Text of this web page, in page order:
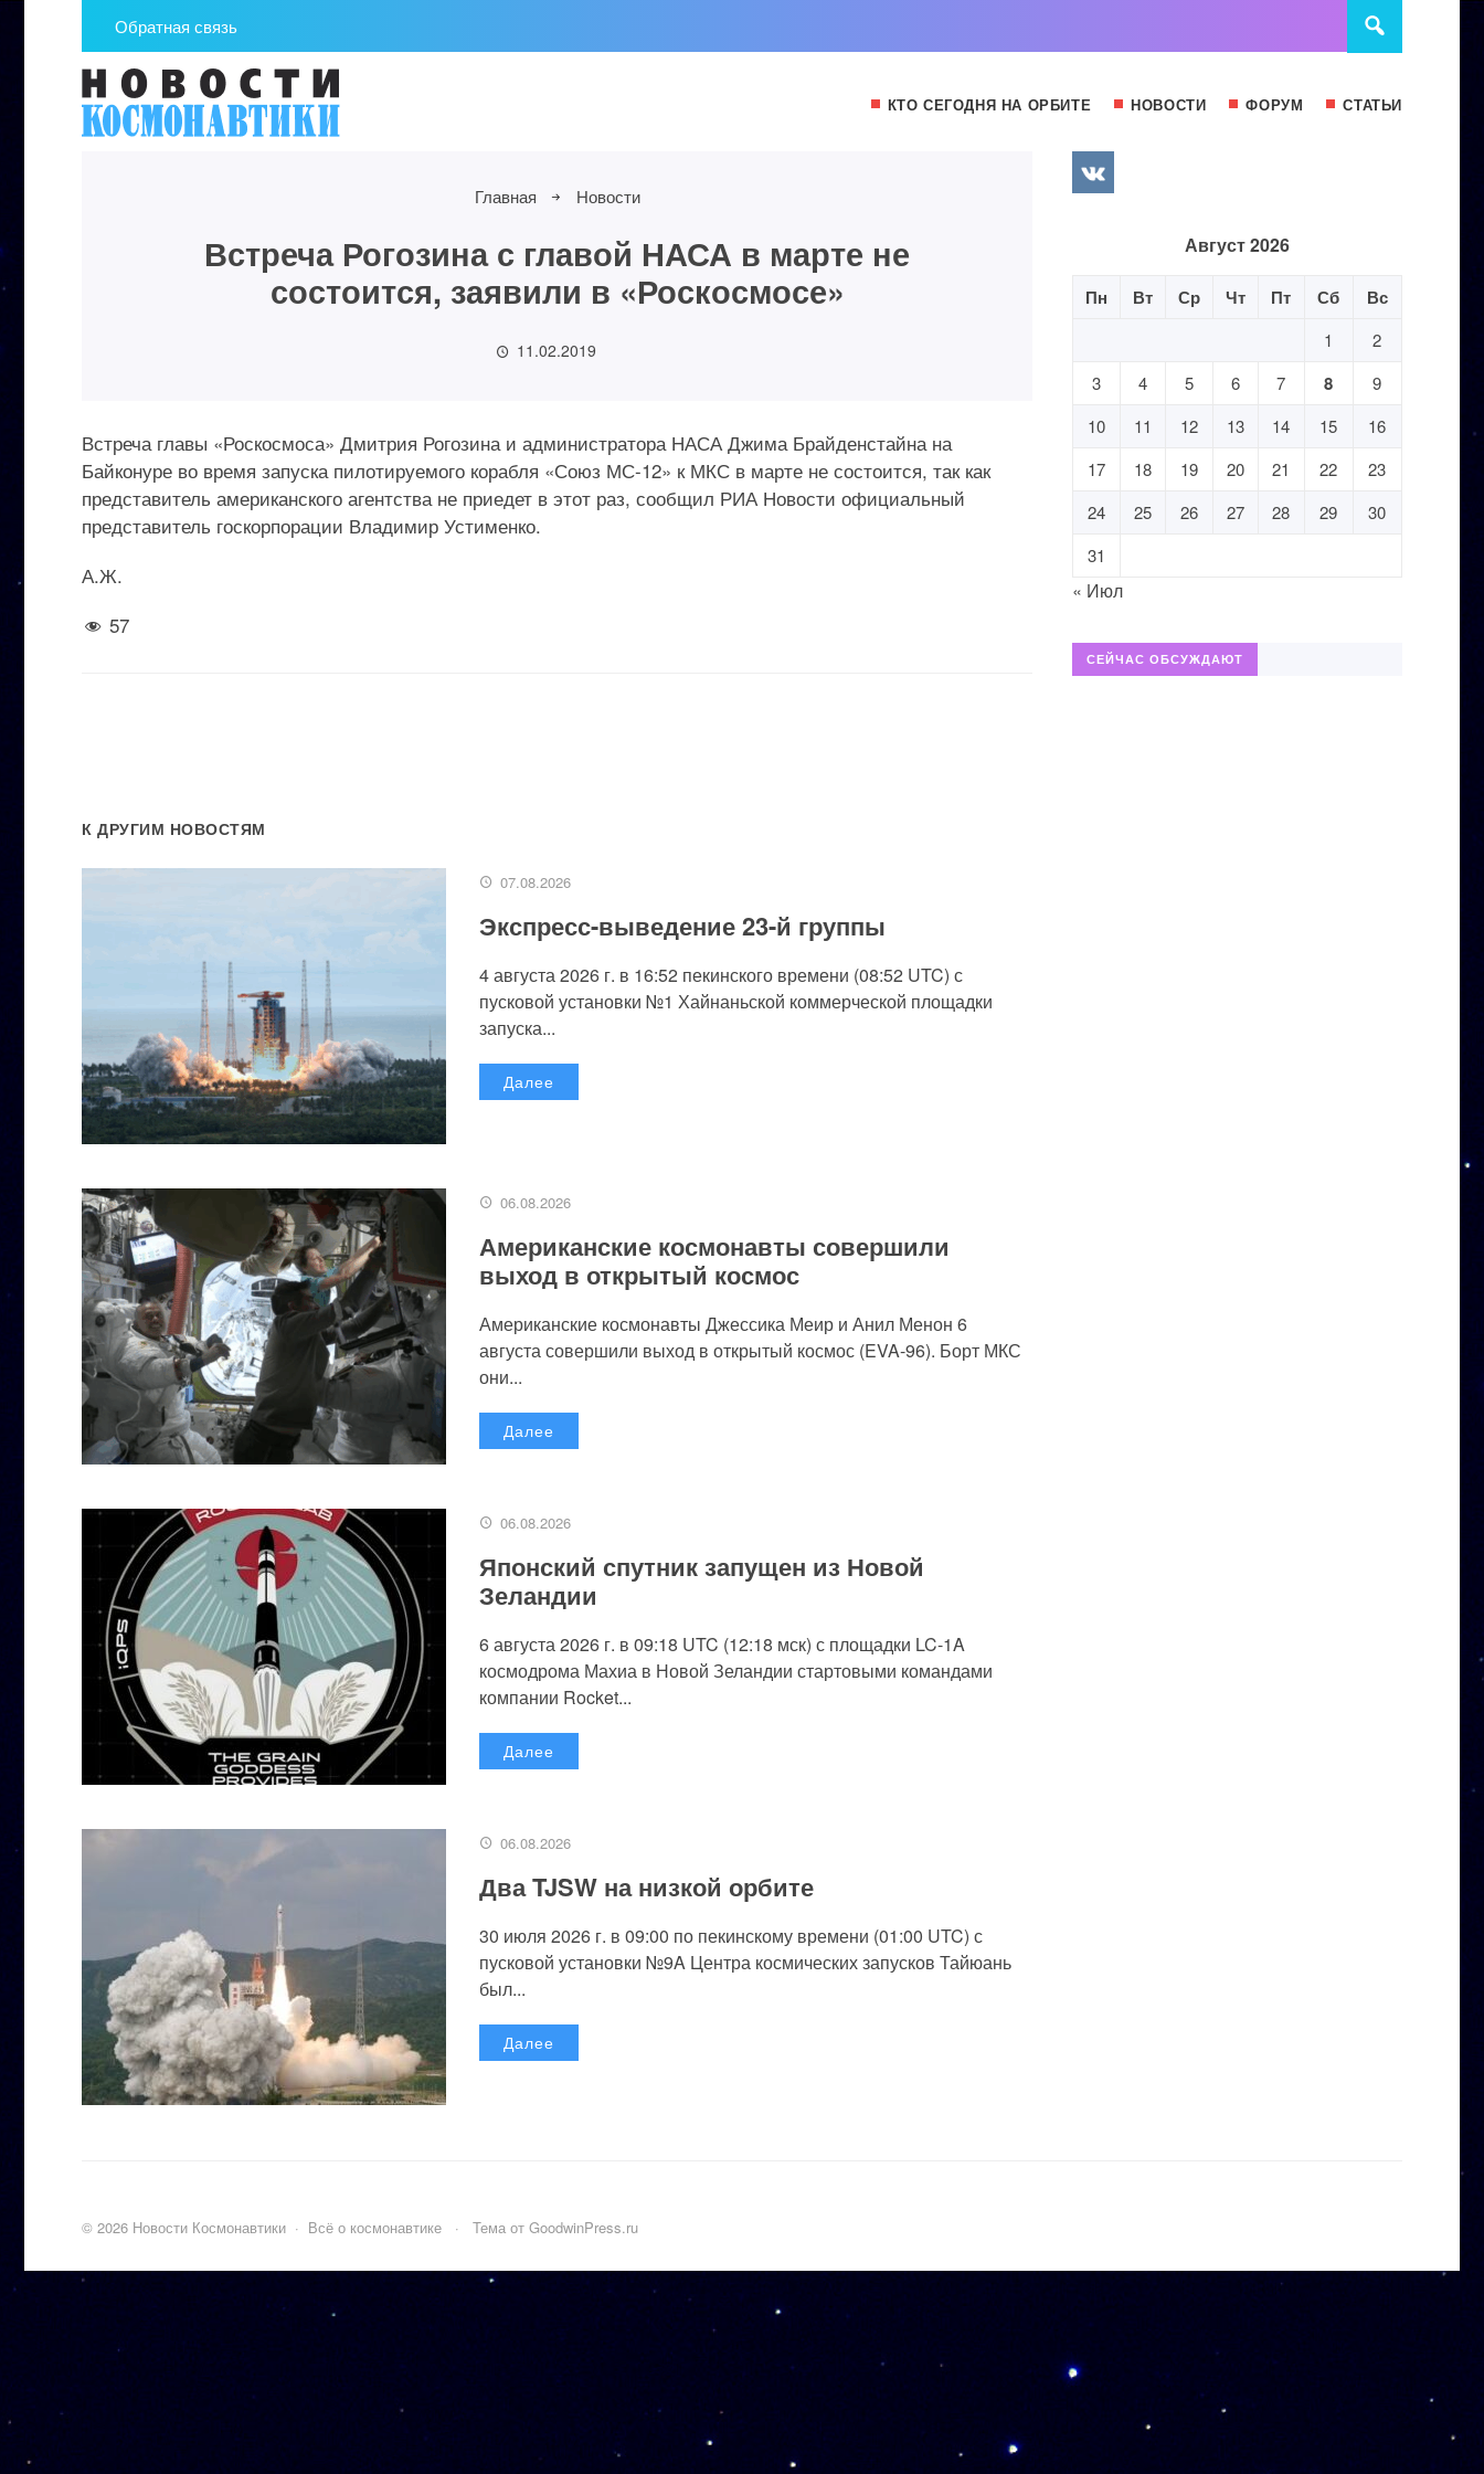
Обратная связь
КТО СЕГОДНЯ НА ОРБИТЕ НОВОСТИ ФОРУМ СТАТЬИ
Главная Новости
Встреча Рогозина с главой НАСА в марте не
состоится, заявили в «Роскосмосе»
11.02.2019
Встреча главы «Роскосмоса» Дмитрия Рогозина и администратора НАСА Джима Брайденстайна на
Байконуре во время запуска пилотируемого корабля «Союз МС-12» к МКС в марте не состоится, так как
представитель американского агентства не приедет в этот раз, сообщил РИА Новости официальный
представитель госкорпорации Владимир Устименко.
А.Ж.
57
К ДРУГИМ НОВОСТЯМ
07.08.2026
Экспресс-выведение 23-й группы
4 августа 2026 г. в 16:52 пекинского времени (08:52 UTC) с
пусковой установки №1 Хайнаньской коммерческой площадки
запуска...
Далее
06.08.2026
Американские космонавты совершили
выход в открытый космос
Американские космонавты Джессика Меир и Анил Менон 6
августа совершили выход в открытый космос (EVA-96). Борт МКС
они...
Далее
06.08.2026
Японский спутник запущен из Новой
Зеландии
6 августа 2026 г. в 09:18 UTC (12:18 мск) с площадки LC-1A
космодрома Махиа в Новой Зеландии стартовыми командами
компании Rocket...
Далее
06.08.2026
Два TJSW на низкой орбите
30 июля 2026 г. в 09:00 по пекинскому времени (01:00 UTC) с
пусковой установки №9A Центра космических запусков Тайюань
был...
Далее
Август 2026
Пн Вт Ср Чт Пт Сб Вс
1
2
3
4 5 6 7 8
9
10
11 12 13 14 15
16
17
18 19 20 21 22
23
24
25 26 27 28 29
30
31
« Июл
СЕЙЧАС ОБСУЖДАЮТ
© 2026 Новости Космонавтики · Всё о космонавтике · Тема от GoodwinPress.ru